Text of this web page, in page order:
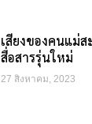
เสียงของคนแม่
สื่อสารรุ่นใหม่
27 สิงหาคม, 2023